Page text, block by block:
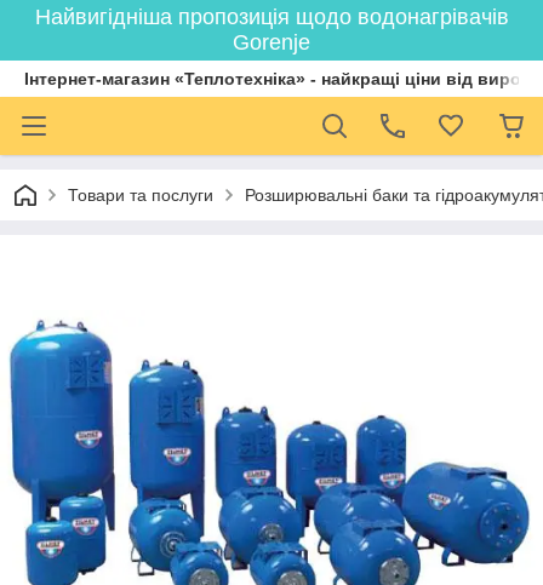
Найвигідніша пропозиція щодо водонагрівачів
Gorenje
Інтернет-магазин «Теплотехніка» - найкращі ціни від
Товари та послуги Розширювальні баки та